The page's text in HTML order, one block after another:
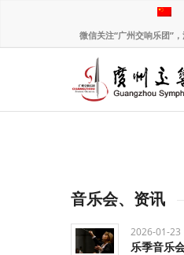
微信关注“广州交响乐团”
音乐会、资讯
2026-01-23
乐季音乐